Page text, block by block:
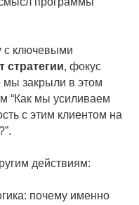
с ключевыми
стратегии, фокус
мы закрыли в этом
“Как мы усиливаем
с этим клиентом на
действиям:
почему именно